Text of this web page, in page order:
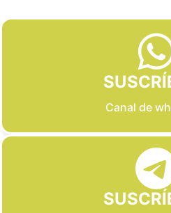
Canal de